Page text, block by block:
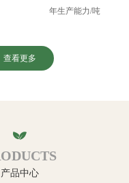
年生产能力/吨
查看更多
产品中心
关于我们